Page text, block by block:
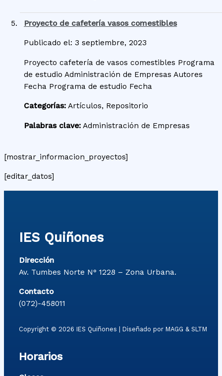
Proyecto de cafetería vasos comestibles
Publicado el: 3 septiembre, 2023
Proyecto cafetería de vasos comestibles Programa
de estudio Administración de Empresas Autores
Fecha Programa de estudio Fecha
Categorías: Artículos, Repositorio
Palabras clave: Administración de Empresas
[mostrar_informacion_proyectos]
[editar_datos]
IES Quiñones
Dirección
Av. Tumbes Norte N° 1228 – Zona Urbana.
Contacto
(072)-458011
Copyright © 2026 IES Quiñones | Diseñado por MAGG & SLTM
Horarios